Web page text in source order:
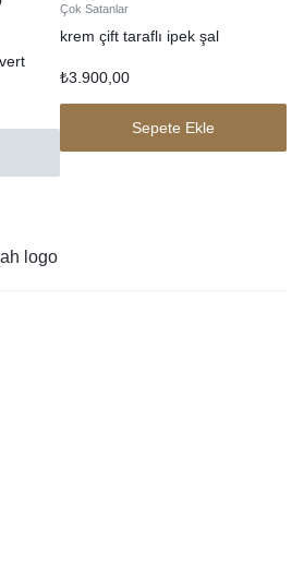
Çok Satanlar
krem çift taraflı ipek şal
₺3.900,00
Sepete Ekle